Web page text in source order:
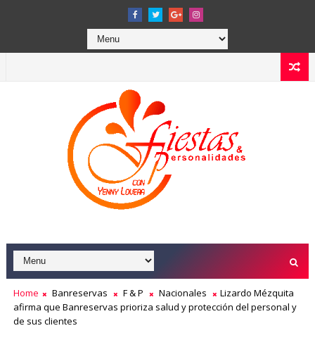
Home Banreservas F & P Nacionales
Lizardo Mézquita
afirma que Banreservas prioriza salud y protección del personal y
de sus clientes